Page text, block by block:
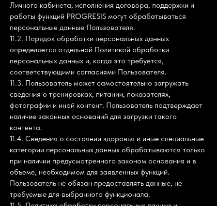
Личного кабинета, исполнения договора, поддержки и
работы функций PROGRESIS могут обрабатываться
персональные данные Пользователя.
11.2. Порядок обработки персональных данных
определяется отдельной Политикой обработки
персональных данных и, когда это требуется,
соответствующими согласиями Пользователя.
11.3. Пользователь может самостоятельно загружать
сведения о тренировках, питании, показателях,
фотографии и иной контент. Пользователь подтверждает
наличие законных оснований для загрузки такого
контента.
11.4. Сведения о состоянии здоровья и иные специальные
категории персональных данных обрабатываются только
при наличии предусмотренного законом основания и в
объеме, необходимом для заявленных функций.
Пользователь не обязан предоставлять данные, не
требуемые для выбранного функционала.